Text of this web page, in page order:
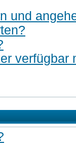
und
verfügbar